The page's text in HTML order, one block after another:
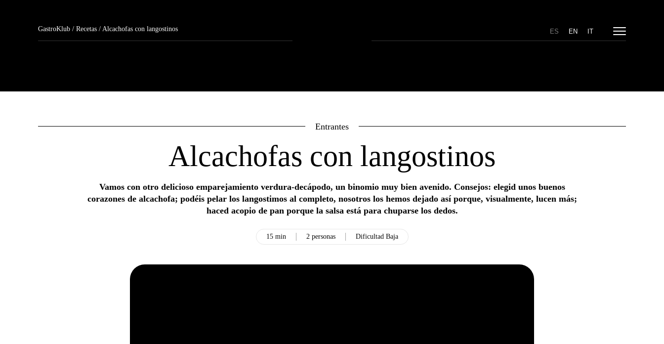
GastroKlub / Recetas / Alcachofas con langostinos ES EN IT
Entrantes
Alcachofas con langostinos
Vamos con otro delicioso emparejamiento verdura-decápodo, un binomio muy bien avenido. Consejos: elegid unos buenos
corazones de alcachofa; podéis pelar los langostimos al completo, nosotros los hemos dejado así porque, visualmente, lucen más;
haced acopio de pan porque la salsa está para chuparse los dedos.
15 min 2 personas Dificultad Baja